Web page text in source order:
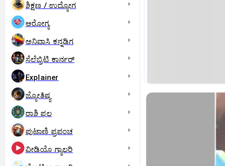
ಶಿಕ್ಷಣ / ಉದ್ಯೋಗ
ಆರೋಗ್ಯ
ಅನಿವಾಸಿ ಕನ್ನಡಿಗ
ಸೆಲೆಬ್ರಿಟಿ ಕಾರ್ನರ್‌
Explainer
ಜ್ಯೋತಿಷ್ಯ
ರಾಶಿ ಫಲ
ಪುಟಾಣಿ ಪ್ರಪಂಚ
ವೀಡಿಯೊ ಗ್ಯಾಲರಿ